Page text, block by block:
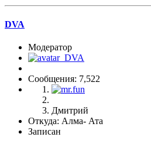
DVA
Модератор
Сообщения: 7,522
Дмитрий
Откуда: Алма- Ата
Записан